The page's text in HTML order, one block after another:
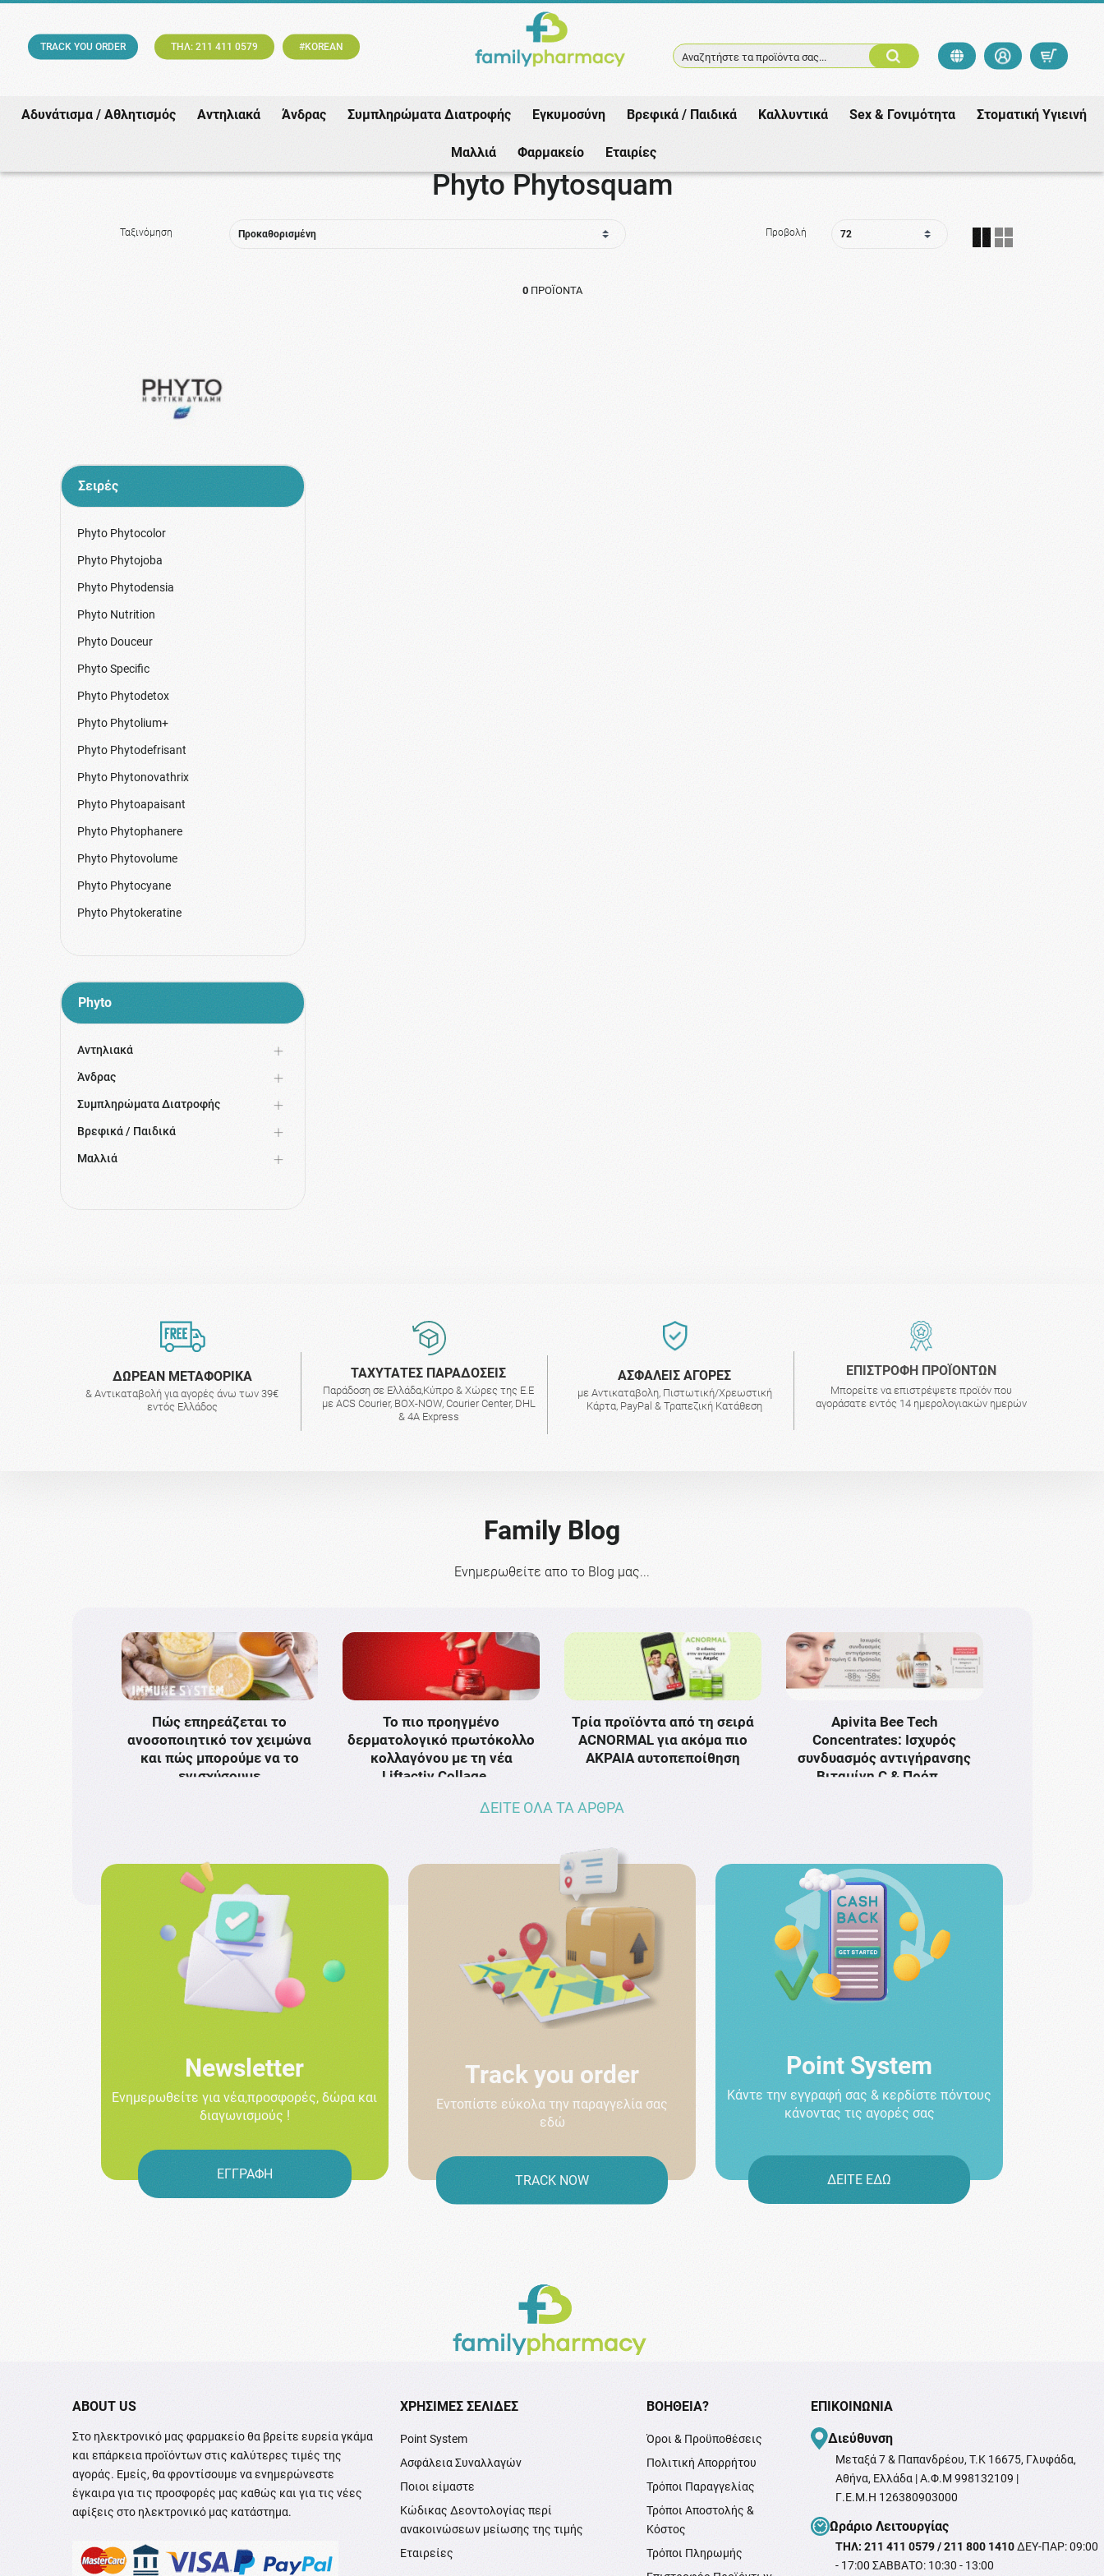
TRACK YOU ORDER ΤΗΛ: 211 411 0579 #KOREAN
Αναζητήστε τα προϊόντα σας...
Αδυνάτισμα / Αθλητισμός Αντηλιακά Άνδρας Συμπληρώματα Διατροφής Εγκυμοσύνη Βρεφικά / Παιδικά Καλλυντικά Sex & Γονιμότητα Στοματική Υγιεινή
Μαλλιά Φαρμακείο Εταιρίες
Αρχική / Εταιρίες / Phyto / Phyto Phytosquam
Phyto Phytosquam
Ταξινόμηση Προβολή
0ΠΡΟΪΌΝΤΑ
Σειρές
Phyto Phytocolor
Phyto Phytojoba
Phyto Phytodensia
Phyto Nutrition
Phyto Douceur
Phyto Specific
Phyto Phytodetox
Phyto Phytolium+
Phyto Phytodefrisant
Phyto Phytonovathrix
Phyto Phytoapaisant
Phyto Phytophanere
Phyto Phytovolume
Phyto Phytocyane
Phyto Phytokeratine
Phyto Phytosquam
Phyto Boucles
Phyto Scalp Solution
Phyto Plage
Phyto 7 Elixir
Phyto
Αντηλιακά
Άνδρας
Συμπληρώματα Διατροφής
Βρεφικά / Παιδικά
Μαλλιά
ΔΩΡΕΑΝ ΜΕΤΑΦΟΡΙΚΑ
& Αντικαταβολή για αγορές άνω των 39€
εντός Ελλάδος
ΤΑΧΥΤΑΤΕΣ ΠΑΡΑΔΟΣΕΙΣ
Παράδοση σε Ελλάδα,Κύπρο & Χώρες της Ε.Ε
με ACS Courier, BOX-NOW, Courier Center, DHL
& 4A Express
AΣΦΑΛΕΙΣ ΑΓΟΡΕΣ
με Αντικαταβολη, Πιστωτική/Χρεωστική
Κάρτα, PayPal & Τραπεζική Κατάθεση
ΕΠΙΣΤΡΟΦΗ ΠΡΟΪΟΝΤΩΝ
Μπορείτε να επιστρέψετε προϊόν που
αγοράσατε εντός 14 ημερολογιακών ημερών
Family Blog
Ενημερωθείτε απο το Blog μας...
Πώς επηρεάζεται το
ανοσοποιητικό τον χειμώνα
και πώς μπορούμε να το
ενισχύσουμε
Το πιο προηγμένο
δερματολογικό πρωτόκολλο
κολλαγόνου με τη νέα
Liftactiv Collage …
Τρία προϊόντα από τη σειρά
ACNORMAL για ακόμα πιο
ΑΚΡΑΙΑ αυτοπεποίθηση
Apivita Bee Tech
Concentrates: Ισχυρός
συνδυασμός αντιγήρανσης
Bιταμίνη C & Πρόπ …
ΔΕΙΤΕ ΟΛΑ ΤΑ ΑΡΘΡΑ
Newsletter
Ενημερωθείτε για νέα,προσφορές, δώρα και
διαγωνισμούς !
ΕΓΓΡΑΦΗ
Track you order
Εντοπίστε εύκολα την παραγγελία σας
εδώ
TRACK NOW
Point System
Κάντε την εγγραφή σας & κερδίστε πόντους
κάνοντας τις αγορές σας
ΔΕΙΤΕ ΕΔΩ
ABOUT US
Στο ηλεκτρονικό μας φαρμακείο θα βρείτε ευρεία γκάμα
και επάρκεια προϊόντων στις καλύτερες τιμές της
αγοράς. Εμείς, θα φροντίσουμε να ενημερώνεστε
έγκαιρα για τις προσφορές μας καθώς και για τις νέες
αφίξεις στο ηλεκτρονικό μας κατάστημα.
XΡΉΣΙΜΕΣ ΣΕΛΊΔΕΣ
Point System
Ασφάλεια Συναλλαγών
Ποιοι είμαστε
Κώδικας Δεοντολογίας περί
ανακοινώσεων μείωσης της τιμής
Εταιρείες
ΒΟΉΘΕΙΑ?
Όροι & Προϋποθέσεις
Πολιτική Απορρήτου
Τρόποι Παραγγελίας
Τρόποι Αποστολής &
Κόστος
Τρόποι Πληρωμής
ΕΠΙΚΟΙΝΩΝΊΑ
Διεύθυνση
Μεταξά 7 & Παπανδρέου, T.K 16675, Γλυφάδα,
Αθήνα, Ελλάδα | Α.Φ.Μ 998132109 |
Γ.Ε.Μ.Η 126380903000
Ωράριο Λειτουργίας
ΤΗΛ: 211 411 0579 / 211 800 1410ΔΕΥ-ΠΑΡ: 09:00
- 17:00 ΣΑΒΒΑΤΟ: 10:30 - 13:00